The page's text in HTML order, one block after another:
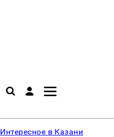
Интересное в Казани